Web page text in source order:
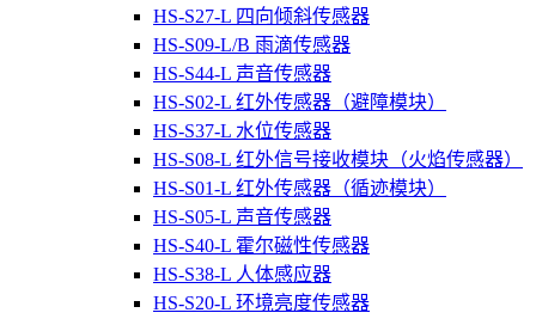
HS-S27-L 四向倾斜传感器
HS-S09-L/B 雨滴传感器
HS-S44-L 声音传感器
HS-S02-L 红外传感器（避障模块）
HS-S37-L 水位传感器
HS-S08-L 红外信号接收模块（火焰传感器）
HS-S01-L 红外传感器（循迹模块）
HS-S05-L 声音传感器
HS-S40-L 霍尔磁性传感器
HS-S38-L 人体感应器
HS-S20-L 环境亮度传感器